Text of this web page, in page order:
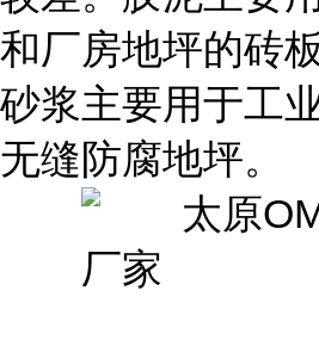
和厂房地坪的砖
砂浆主要用于工
无缝防腐地坪。